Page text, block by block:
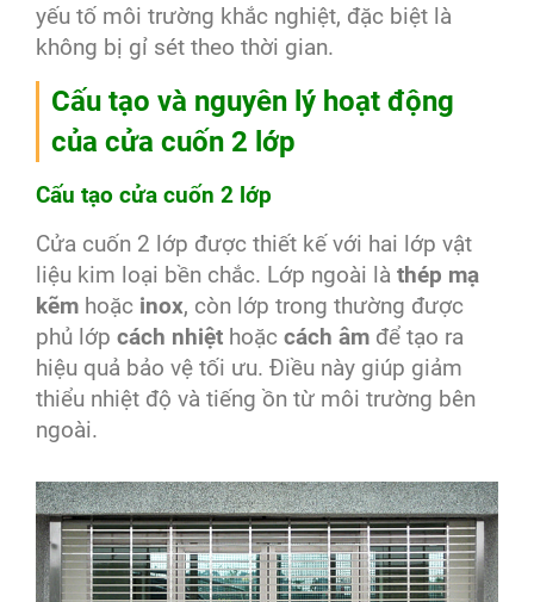
yếu tố môi trường khắc nghiệt, đặc biệt là
không bị gỉ sét theo thời gian.
Cấu tạo và nguyên lý hoạt động
của cửa cuốn 2 lớp
Cấu tạo cửa cuốn 2 lớp
Cửa cuốn 2 lớp được thiết kế với hai lớp vật
liệu kim loại bền chắc. Lớp ngoài là thép mạ
kẽm hoặc inox, còn lớp trong thường được
phủ lớp cách nhiệt hoặc cách âm để tạo ra
hiệu quả bảo vệ tối ưu. Điều này giúp giảm
thiểu nhiệt độ và tiếng ồn từ môi trường bên
ngoài.